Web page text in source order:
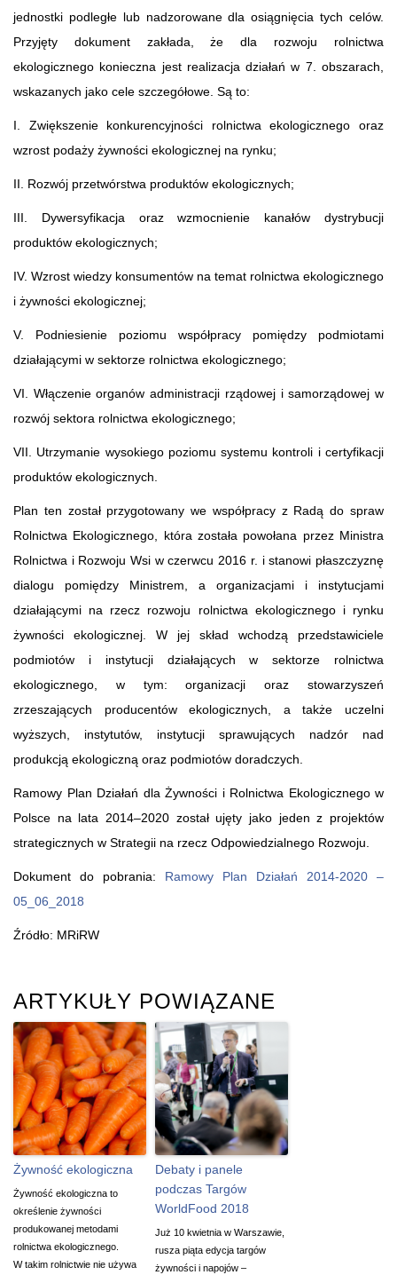
jednostki podległe lub nadzorowane dla osiągnięcia tych celów.
Przyjęty dokument zakłada, że dla rozwoju rolnictwa
ekologicznego konieczna jest realizacja działań w 7. obszarach,
wskazanych jako cele szczegółowe. Są to:
I. Zwiększenie konkurencyjności rolnictwa ekologicznego oraz
wzrost podaży żywności ekologicznej na rynku;
II. Rozwój przetwórstwa produktów ekologicznych;
III. Dywersyfikacja oraz wzmocnienie kanałów dystrybucji
produktów ekologicznych;
IV. Wzrost wiedzy konsumentów na temat rolnictwa ekologicznego
i żywności ekologicznej;
V. Podniesienie poziomu współpracy pomiędzy podmiotami
działającymi w sektorze rolnictwa ekologicznego;
VI. Włączenie organów administracji rządowej i samorządowej w
rozwój sektora rolnictwa ekologicznego;
VII. Utrzymanie wysokiego poziomu systemu kontroli i certyfikacji
produktów ekologicznych.
Plan ten został przygotowany we współpracy z Radą do spraw
Rolnictwa Ekologicznego, która została powołana przez Ministra
Rolnictwa i Rozwoju Wsi w czerwcu 2016 r. i stanowi płaszczyznę
dialogu pomiędzy Ministrem, a organizacjami i instytucjami
działającymi na rzecz rozwoju rolnictwa ekologicznego i rynku
żywności ekologicznej. W jej skład wchodzą przedstawiciele
podmiotów i instytucji działających w sektorze rolnictwa
ekologicznego, w tym: organizacji oraz stowarzyszeń
zrzeszających producentów ekologicznych, a także uczelni
wyższych, instytutów, instytucji sprawujących nadzór nad
produkcją ekologiczną oraz podmiotów doradczych.
Ramowy Plan Działań dla Żywności i Rolnictwa Ekologicznego w
Polsce na lata 2014–2020 został ujęty jako jeden z projektów
strategicznych w Strategii na rzecz Odpowiedzialnego Rozwoju.
Dokument do pobrania: Ramowy Plan Działań 2014-2020 –
05_06_2018
Źródło: MRiRW
ARTYKUŁY POWIĄZANE
Żywność ekologiczna
Żywność ekologiczna to
określenie żywności
produkowanej metodami
rolnictwa ekologicznego.
W takim rolnictwie nie używa
Debaty i panele
podczas Targów
WorldFood 2018
Już 10 kwietnia w Warszawie,
rusza piąta edycja targów
żywności i napojów –